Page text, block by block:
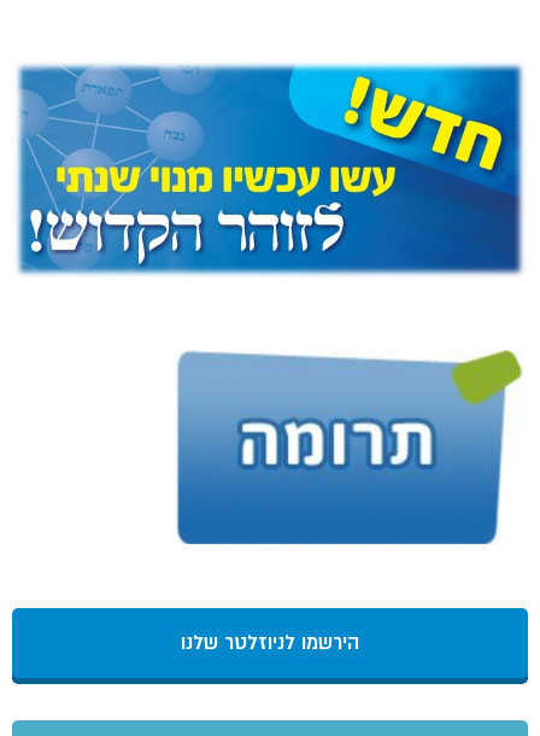
הירשמו לניוזלטר שלנו